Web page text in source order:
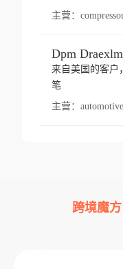
主营：
来自美国的客户
笔
主营：
跨境魔方